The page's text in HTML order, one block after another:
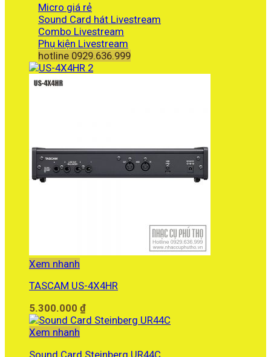
Micro giá rẻ
Sound Card hát Livestream
Combo Livestream
Phụ kiện Livestream
hotline 0929.636.999
Xem nhanh
TASCAM US-4X4HR
5.300.000 ₫
Xem nhanh